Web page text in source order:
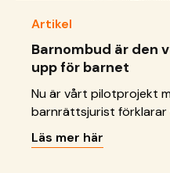
Artikel
Barnombud är den
upp för barnet
Nu är vårt pilotprojekt
barnrättsjurist
behövs, vad vi vill
följas upp.
Läs mer här